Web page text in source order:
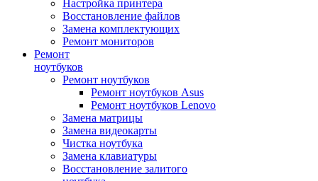
Настройка принтера
Восстановление файлов
Замена комплектующих
Ремонт мониторов
Ремонт
ноутбуков
Ремонт ноутбуков
Ремонт ноутбуков Asus
Ремонт ноутбуков Lenovo
Замена матрицы
Замена видеокарты
Чистка ноутбука
Замена клавиатуры
Восстановление залитого